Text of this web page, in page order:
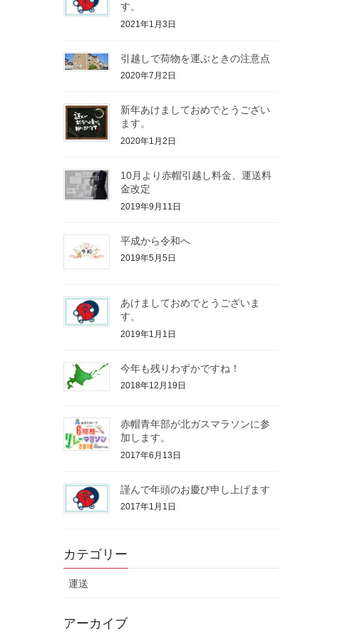
す。
2021年1月3日
引越しで荷物を運ぶときの注意点
2020年7月2日
新年あけましておめでとうござい
ます。
2020年1月2日
10月より赤帽引越し料金、運送料
金改定
2019年9月11日
平成から令和へ
2019年5月5日
あけましておめでとうございま
す。
2019年1月1日
今年も残りわずかですね！
2018年12月19日
赤帽青年部が北ガスマラソンに参
加します。
2017年6月13日
謹んで年頭のお慶び申し上げます
2017年1月1日
カテゴリー
運送
アーカイブ